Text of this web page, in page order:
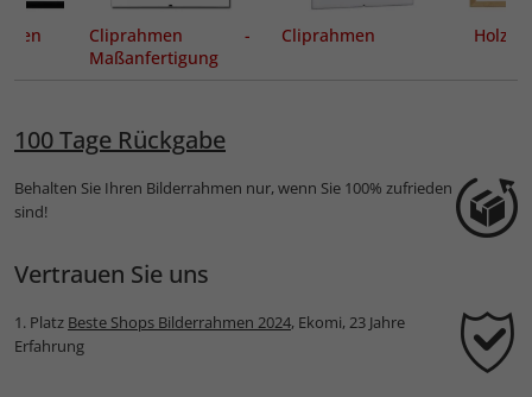
Cliprahmen -
Maßanfertigung
Cliprahmen
100 Tage Rückgabe
Behalten Sie Ihren Bilderrahmen nur, wenn Sie 100% zufrieden
sind!
Vertrauen Sie uns
1. Platz Beste Shops Bilderrahmen 2024, Ekomi, 23 Jahre
Erfahrung